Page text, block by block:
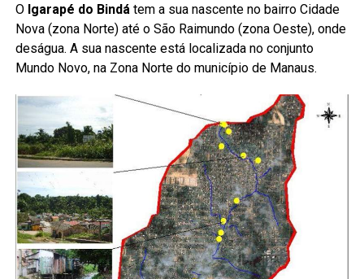
O Igarapé do Bindátem a sua nascente no bairro Cidade
Nova (zona Norte) até o São Raimundo (zona Oeste), onde
deságua. A sua nascente está localizada no conjunto
Mundo Novo, na Zona Norte do município de Manaus.